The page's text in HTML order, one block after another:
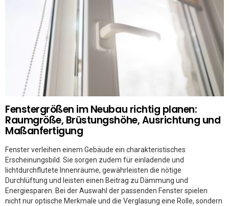
Fenstergrößen im Neubau richtig planen:
Raumgröße, Brüstungshöhe, Ausrichtung und
Maßanfertigung
Fenster verleihen einem Gebäude ein charakteristisches
Erscheinungsbild. Sie sorgen zudem für einladende und
lichtdurchflutete Innenräume, gewährleisten die nötige
Durchlüftung und leisten einen Beitrag zu Dämmung und
Energiesparen. Bei der Auswahl der passenden Fenster spielen
nicht nur optische Merkmale und die Verglasung eine Rolle, sondern